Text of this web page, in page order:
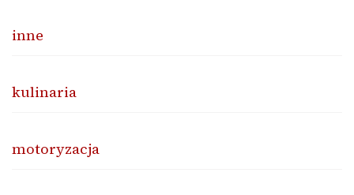
inne
kulinaria
motoryzacja